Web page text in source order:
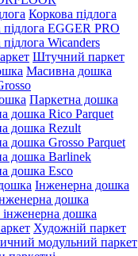
Коркова підлога
підлога EGGER PRO
Wicanders
Штучний паркет
Масивна дошка
Паркетна дошка
дошка Rico Parquet
дошка Rezult
дошка Grosso Parquet
дошка Barlinek
дошка Esco
Інженерна дошка
дошка
інженерна дошка
Художній паркет
модульний паркет